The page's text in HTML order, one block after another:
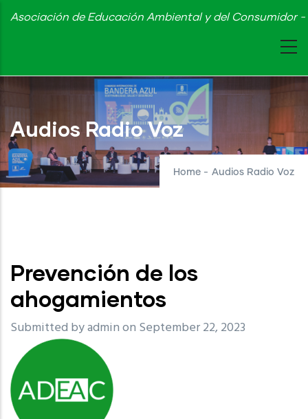
Skip
content
Asociación de Educación Ambiental y del Consumidor
Audios Radio Voz
Home - Audios Radio Voz
Prevención de los
ahogamientos
Submitted byadminon September 22, 2023